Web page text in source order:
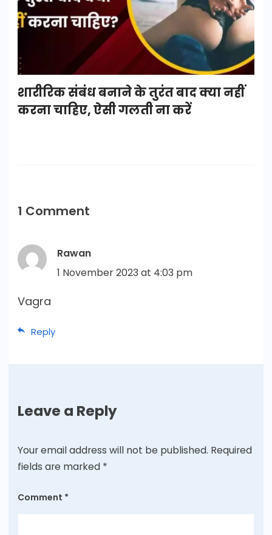
शारीरिक संबंध बनाने के तुरंत बाद क्या नहीं
करना चाहिए, ऐसी गलती ना करें
1 Comment
Rawan
1 November 2023 at 4:03 pm
Vagra
Reply
Leave a Reply
Your email address will not be published. Required
fields are marked *
Comment *